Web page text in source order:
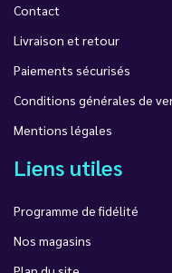
Contact
Livraison et retour
Paiements sécurisés
Conditions générales de
Mentions légales
Liens utiles
Programme de fidélité
Nos magasins